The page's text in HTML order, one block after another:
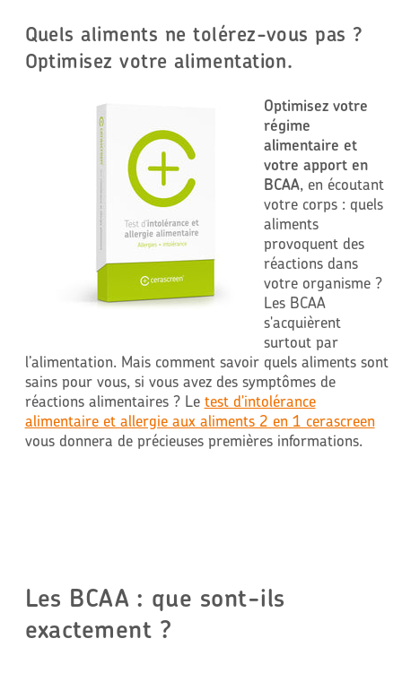
Quels aliments ne tolérez-vous pas ?
Optimisez votre alimentation.
Optimisez votre
régime
alimentaire et
votre apport en
BCAA, en écoutant
votre corps : quels
aliments
provoquent des
réactions dans
votre organisme ?
Les BCAA
s'acquièrent
surtout par
l’alimentation. Mais comment savoir quels aliments sont
sains pour vous, si vous avez des symptômes de
réactions alimentaires ? Le test d'intolérance
alimentaire et allergie aux aliments 2 en 1 cerascreen
vous donnera de précieuses premières informations.
Les BCAA : que sont-ils
exactement ?